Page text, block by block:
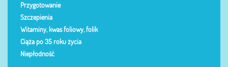
Przygotowanie
Szczepienia
Witaminy, kwas foliowy, folik
Ciąża po 35 roku życia
Niepłodność